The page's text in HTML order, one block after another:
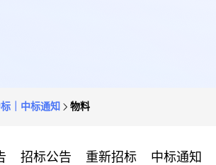
｜中标通知 物料
招标公告 重新招标 中标通知